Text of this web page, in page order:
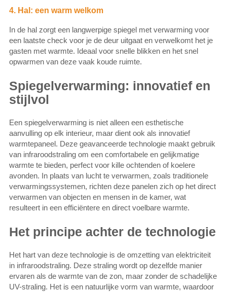
4. Hal: een warm welkom
In de hal zorgt een langwerpige spiegel met verwarming voor
een laatste check voor je de deur uitgaat en verwelkomt het je
gasten met warmte. Ideaal voor snelle blikken en het snel
opwarmen van deze vaak koude ruimte.
Spiegelverwarming: innovatief en
stijlvol
Een spiegelverwarming is niet alleen een esthetische
aanvulling op elk interieur, maar dient ook als innovatief
warmtepaneel. Deze geavanceerde technologie maakt gebruik
van infraroodstraling om een comfortabele en gelijkmatige
warmte te bieden, perfect voor kille ochtenden of koelere
avonden. In plaats van lucht te verwarmen, zoals traditionele
verwarmingssystemen, richten deze panelen zich op het direct
verwarmen van objecten en mensen in de kamer, wat
resulteert in een efficiëntere en direct voelbare warmte.
Het principe achter de technologie
Het hart van deze technologie is de omzetting van elektriciteit
in infraroodstraling. Deze straling wordt op dezelfde manier
ervaren als de warmte van de zon, maar zonder de schadelijke
UV-straling. Het is een natuurlijke vorm van warmte, waardoor